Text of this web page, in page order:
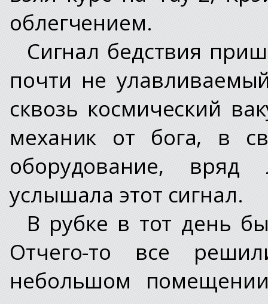
облегчением.
Сигнал бедствия
почти не
сквозь космический
механик от бога, в
оборудование,
услышала этот сигнал.
В рубке в тот день
Отчего-то все
небольшом